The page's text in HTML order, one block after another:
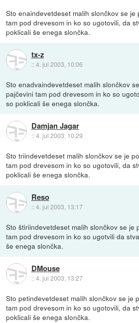
Sto enaindevetdeset malih slončkov se
tam pod drevesom in ko so ugotovili, da
poklicali še enega slončka.
tx-z
::4. jul 2003, 10:06
Sto enadvaindevetdeset malih slončkov
pajčevini tam pod drevesom in ko so
so poklicali še enega slončka.
Damjan Jagar
::4. jul 2003, 10:29
Sto triindevetdeset malih slončkov se je
tam pod drevesom in ko so ugotovili, da
poklicali še enega slončka.
Reso
::4. jul 2003, 13:17
Sto štiriindevetdeset malih slončkov se je
tam pod drevesom in ko so ugotvili da
še enega slončka.
DMouse
::4. jul 2003, 13:27
Sto petindevetdeset malih slončkov se je
tam pod drevesom in ko so ugotovili, da
poklicali še enega slončka.